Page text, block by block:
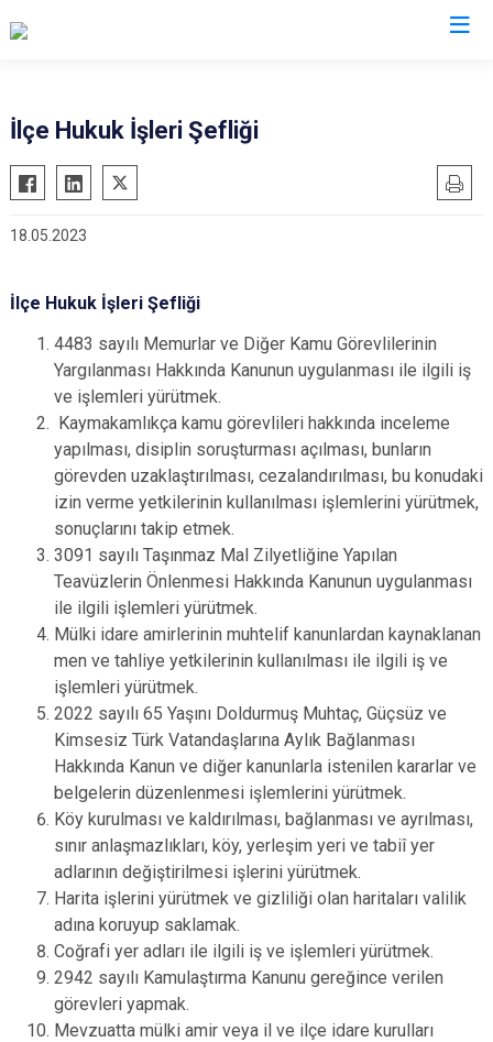
Adaklı
Genç
Karlıova
Solhan
Yayladere
İlçe Hukuk İşleri Şefliği
18.05.2023
İlçe Hukuk İşleri Şefliği
4483 sayılı Memurlar ve Diğer Kamu Görevlilerinin
Yargılanması Hakkında Kanunun uygulanması ile ilgili iş
ve işlemleri yürütmek.
Kaymakamlıkça kamu görevlileri hakkında inceleme
yapılması, disiplin soruşturması açılması, bunların
görevden uzaklaştırılması, cezalandırılması, bu konudaki
izin verme yetkilerinin kullanılması işlemlerini yürütmek,
sonuçlarını takip etmek.
3091 sayılı Taşınmaz Mal Zilyetliğine Yapılan
Teavüzlerin Önlenmesi Hakkında Kanunun uygulanması
ile ilgili işlemleri yürütmek.
Mülki idare amirlerinin muhtelif kanunlardan kaynaklanan
men ve tahliye yetkilerinin kullanılması ile ilgili iş ve
işlemleri yürütmek.
2022 sayılı 65 Yaşını Doldurmuş Muhtaç, Güçsüz ve
Kimsesiz Türk Vatandaşlarına Aylık Bağlanması
Hakkında Kanun ve diğer kanunlarla istenilen kararlar ve
belgelerin düzenlenmesi işlemlerini yürütmek.
Köy kurulması ve kaldırılması, bağlanması ve ayrılması,
sınır anlaşmazlıkları, köy, yerleşim yeri ve tabiî yer
adlarının değiştirilmesi işlerini yürütmek.
Harita işlerini yürütmek ve gizliliği olan haritaları valilik
adına koruyup saklamak.
Coğrafi yer adları ile ilgili iş ve işlemleri yürütmek.
2942 sayılı Kamulaştırma Kanunu gereğince verilen
görevleri yapmak.
Mevzuatta mülki amir veya il ve ilçe idare kurulları